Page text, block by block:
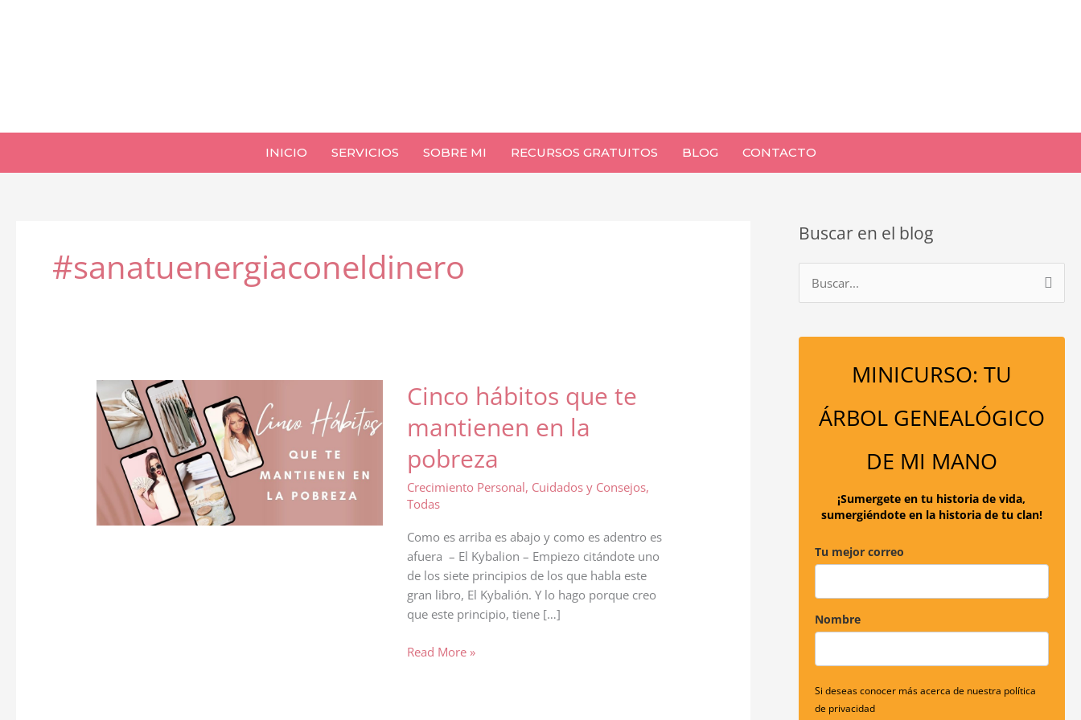
INICIO SERVICIOS SOBRE MI RECURSOS GRATUITOS BLOG CONTACTO
#sanatuenergiaconeldinero
Cinco hábitos que te
mantienen en la
pobreza
Crecimiento Personal, Cuidados y Consejos,
Todas
Como es arriba es abajo y como es adentro es
afuera – El Kybalion – Empiezo citándote uno
de los siete principios de los que habla este
gran libro, El Kybalión. Y lo hago porque creo
que este principio, tiene […]
Cinco
Read More »
Buscar en el blog
u
MINICURSO: TU
ÁRBOL GENEALÓGICO
DE MI MANO
¡Sumergete en tu historia de vida,
sumergiéndote en la historia de tu clan!
Tu mejor correo
Nombre
Si deseas conocer más acerca de nuestra política
de privacidad